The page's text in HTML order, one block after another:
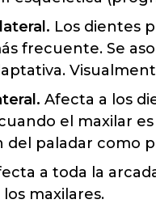
Los dientes
frecuente. Se
Afecta a los
el maxilar
del paladar como
a toda la
maxilares.